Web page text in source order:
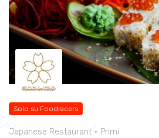
Solo su Foodracers
Japanese Restaurant
Primi